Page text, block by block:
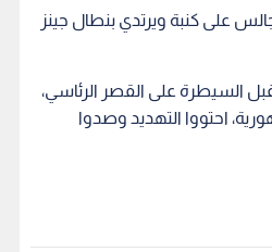
على كنبة ويرتدي بنطال جينز
السيطرة على القصر الرئاسي،
احتووا التهديد وصدوا